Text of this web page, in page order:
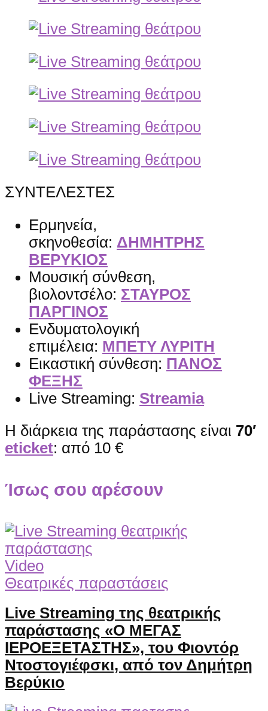
ΣΥΝΤΕΛΕΣΤΕΣ
Ερμηνεία,
σκηνοθεσία: ΔΗΜΗΤΡΗΣ
ΒΕΡΥΚΙΟΣ
Μουσική σύνθεση,
βιολοντσέλο: ΣΤΑΥΡΟΣ
ΠΑΡΓΙΝΟΣ
Ενδυματολογική
επιμέλεια: ΜΠΕΤΥ ΛΥΡΙΤΗ
Εικαστική σύνθεση: ΠΑΝΟΣ
ΦΕΞΗΣ
Live Streaming: Streamia
Η διάρκεια της παράστασης είναι 70′
eticket: από 10 €
Ίσως σου αρέσουν
Video
Θεατρικές παραστάσεις
Live Streaming της θεατρικής
παράστασης «Ο ΜΕΓΑΣ
ΙΕΡΟΕΞΕΤΑΣΤΗΣ», του Φιοντόρ
Ντοστογιέφσκι, από τον Δημήτρη
Βερύκιο